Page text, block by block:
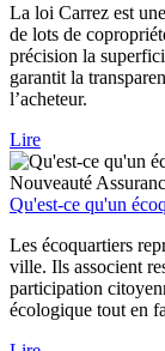
La loi Carrez est
de lots de
précision la
garantit la
l’acheteur.
Lire
Nouveauté
Qu'est-ce qu'un
Les écoquartiers
ville. Ils associent
participation
écologique tout en